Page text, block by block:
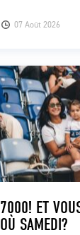
07 Août 2026
7000! ET
OÙ SAMEDI?